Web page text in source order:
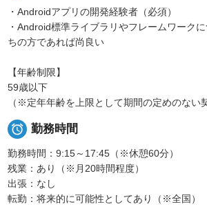
・Androidアプリの開発経験者（必須）
・Android標準ライブラリやフレームワーク
ちの方であれば尚良い
【年齢制限】
59歳以下
（※定年年齢を上限として期間の定めのない
 勤務時間
勤務時間：9:15～17:45（※休憩60分）
残業：あり（※月20時間程度）
出張：なし
転勤：将来的に可能性としてあり（※全国）